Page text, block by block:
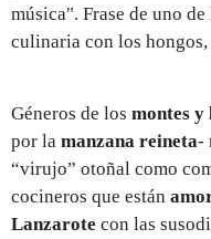
música". Frase de uno
culinaria con los
Géneros de los montes y
por la manzana reineta-
“virujo” otoñal como
cocineros que están
Lanzarote con las